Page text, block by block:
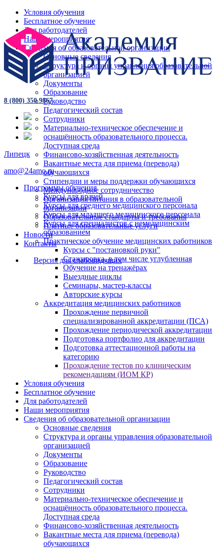
Условия обучения
Бесплатное обучение
Для работодателей
Наши мероприятия
Сведения об образовательной организации
Основные сведения
Структура и органы управления образовательной
организацией
Документы
Образование
Руководство
Педагогический состав
Сотрудники
Материально-техническое обеспечение и
оснащённость образовательного процесса.
Доступная среда
Финансово-хозяйственная деятельность
Вакантные места для приема (перевода)
обучающихся
Стипендии и меры поддержки обучающихся
Международное сотрудничество
Организация питания в образовательной
организации
Образовательные стандарты и требования
Платные образовательные услуги
Новости
Контакты
Версия для слабовидящих
8 (800) 350 9867
Липецк
amo@24amo.ru
Программы обучения
Курсы для врачей
Курсы для среднего медицинского персонала
Курсы для младшего медицинского персонала
Курсы для специалистов с немедицинским
образованием
Практическое обучение медицинских работников
Курсы с "постановкой руки"
Стажировка, в том числе углубленная
Обучение на тренажёрах
Выездные циклы
Семинары, мастер-классы
Авторские курсы
Аккредитация медицинских работников
Прохождение первичной
специализированной аккредитации (ПСА)
Прохождение периодической аккредитации
Подготовка портфолио для аккредитации
Подготовка аттестационной работы на
категорию
Прохождение тестов по клиническим
рекомендациям (ИОМ КР)
Условия обучения
Бесплатное обучение
Для работодателей
Наши мероприятия
Сведения об образовательной организации
Основные сведения
Структура и органы управления образовательной
организацией
Документы
Образование
Руководство
Педагогический состав
Сотрудники
Материально-техническое обеспечение и
оснащённость образовательного процесса.
Доступная среда
Финансово-хозяйственная деятельность
Вакантные места для приема (перевода)
обучающихся